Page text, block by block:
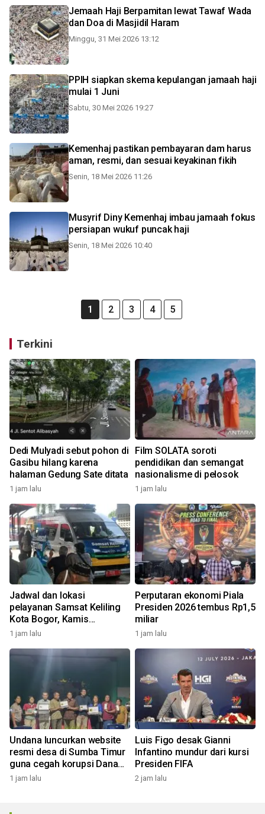
Jemaah Haji Berpamitan lewat Tawaf Wada
dan Doa di Masjidil Haram
Minggu, 31 Mei 2026 13:12
PPIH siapkan skema kepulangan jamaah haji
mulai 1 Juni
Sabtu, 30 Mei 2026 19:27
Kemenhaj pastikan pembayaran dam harus
aman, resmi, dan sesuai keyakinan fikih
Senin, 18 Mei 2026 11:26
Musyrif Diny Kemenhaj imbau jamaah fokus
persiapan wukuf puncak haji
Senin, 18 Mei 2026 10:40
1 2 3 4 5
Terkini
Dedi Mulyadi sebut pohon di
Gasibu hilang karena
halaman Gedung Sate ditata
1 jam lalu
Film SOLATA soroti
pendidikan dan semangat
nasionalisme di pelosok
1 jam lalu
Jadwal dan lokasi
pelayanan Samsat Keliling
Kota Bogor, Kamis
(5/8/2026)
1 jam lalu
Perputaran ekonomi Piala
Presiden 2026 tembus Rp1,5
miliar
1 jam lalu
Undana luncurkan website
resmi desa di Sumba Timur
guna cegah korupsi Dana
Desa
1 jam lalu
Luis Figo desak Gianni
Infantino mundur dari kursi
Presiden FIFA
2 jam lalu